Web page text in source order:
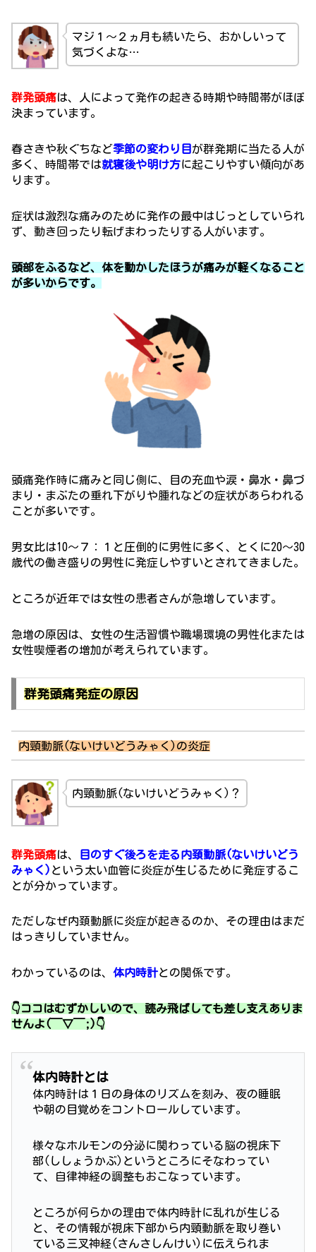
マジ１～２ヵ月も続いたら、おかしいって
気づくよな…
群発頭痛は、人によって発作の起きる時期や時間帯がほぼ
決まっています。
春さきや秋ぐちなど季節の変わり目 が群発期に当たる人が
多く、時間帯では就寝後や明け方に起こりやすい傾向があ
ります。
症状は激烈な痛みのために発作の最中はじっとしていられ
ず、動き回ったり転げまわったりする人がいます。
頭部をふるなど、体を動かしたほうが痛みが軽くなること
が多いからです。
頭痛発作時に痛みと同じ側に、目の充血や涙・鼻水・鼻づ
まり・まぶたの垂れ下がりや腫れなどの症状があらわれる
ことが多いです。
男女比は10～７：１と圧倒的に男性に多く、とくに20～30
歳代の働き盛りの男性に発症しやすいとされてきました。
ところが近年では女性の患者さんが急増しています。
急増の原因は、女性の生活習慣や職場環境の男性化または
女性喫煙者の増加が考えられています。
群発頭痛発症の原因
内頸動脈(ないけいどうみゃく)の炎症
内頸動脈(ないけいどうみゃく)？
群発頭痛は、
目のすぐ後ろを走る内頚動脈(ないけいどう
みゃく) という太い血管に炎症が生じるために発症するこ
とが分かっています。
ただしなぜ内頚動脈に炎症が起きるのか、その理由はまだ
はっきりしていません。
わかっているのは、 体内時計との関係です。
👇ココはむずかしいので、読み飛ばしても差し支えありま
せんよ(￣▽￣;)👇
体内時計とは
体内時計は１日の身体のリズムを刻み、夜の睡眠
や朝の目覚めをコントロールしています。
様々なホルモンの分泌に関わっている脳の視床下
部(ししょうかぶ)というところにそなわってい
て、自律神経の調整もおこなっています。
ところが何らかの理由で体内時計に乱れが生じる
と、その情報が視床下部から内頸動脈を取り巻い
ている三叉神経(さんさしんけい)に伝えられま